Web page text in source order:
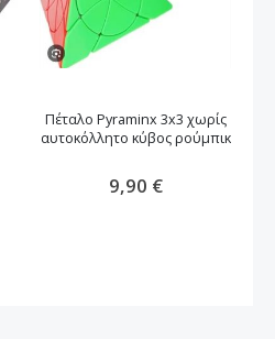
Πέταλο Pyraminx 3x3 χωρίς
αυτοκόλλητο κύβος ρούμπικ
9,90 €